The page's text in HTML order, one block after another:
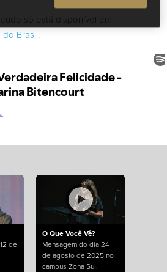
só está disponível em
Brasil.
de
O Que Você Vê?
Mensagem do dia 24
de agosto de 2025 no
campus Zona Sul.